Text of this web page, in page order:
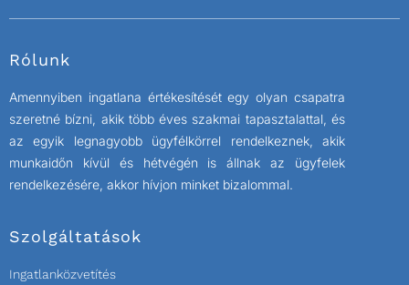
Rólunk
Amennyiben ingatlana értékesítését egy olyan csapatra
szeretné bízni, akik több éves szakmai tapasztalattal, és
az egyik legnagyobb ügyfélkörrel rendelkeznek, akik
munkaidőn kívül és hétvégén is állnak az ügyfelek
rendelkezésére, akkor hívjon minket bizalommal.
Szolgáltatások
Ingatlanközvetítés